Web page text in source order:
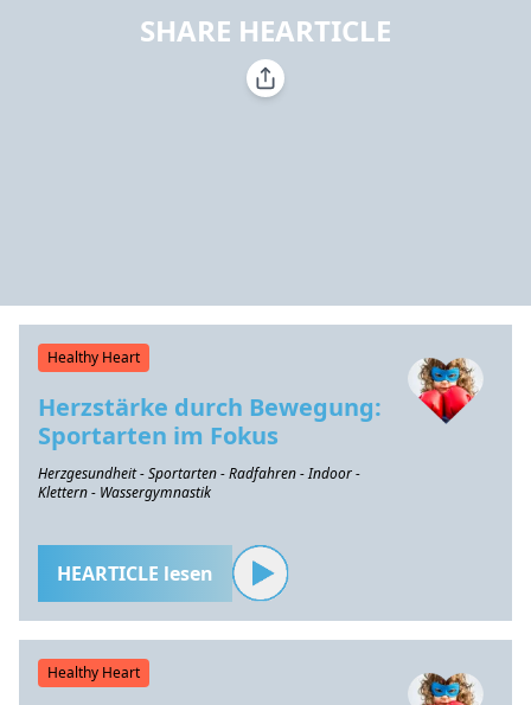
SHARE HEARTICLE
Healthy Heart
Herzstärke durch Bewegung:
Sportarten im Fokus
Herzgesundheit - Sportarten - Radfahren - Indoor -
Klettern - Wassergymnastik
HEARTICLE lesen
Healthy Heart